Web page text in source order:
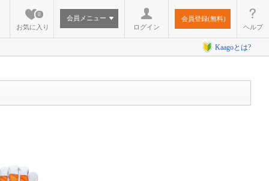
お気に入り
0
会員メニュー
ログイン
会員登録(無料)
ヘルプ
Kaagoとは?